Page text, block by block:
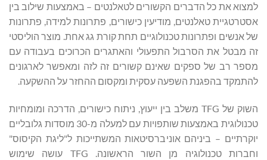
למצוא את כל הדברים הקשורים לטאלנטים – באמצעות שילוב בין
אסטרטגיית טאלנטים, מודיעין כישורים, פתרונות למידה, פתרונות
של אנשים ופתרונות טכנולוגיים תחת קורת גג אחת. מוצר הוליסטי
זה מבטל את הסרבול התפעולי והאתגרים הכרוכים בעבודה עם
מספר רב של ספקים שאינם קשורים זה לזה ומאפשר לארגונים
להתמקד בהפגנת השפעה עסקית ומקסום ההחזר על ההשקעה.
השוק של TFG משלב בין ייעוץ, ניתוח כישורים, הדרכה ומומחיות
טכנולוגית באמצעות שותפויות עם למעלה מ-30 מוסדות גלובליים
יוקרתיים – ביניהם אוניברסיטאות המשתייכות ל"ליגת הקיסוס"
וחברות טכנולוגיה מן השור הראשונה. TFG עושה שימוש